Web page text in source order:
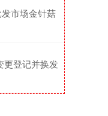
市场金针菇
更登记并换发